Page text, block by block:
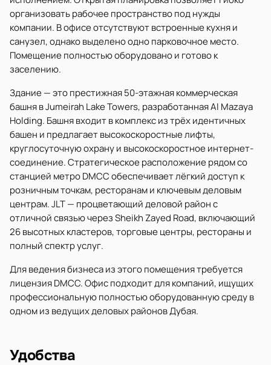
организовать рабочее пространство под нужды
компании. В офисе отсутствуют встроенные кухня и
санузел, однако выделено одно парковочное место.
Помещение полностью оборудовано и готово к
заселению.
Здание — это престижная 50-этажная коммерческая
башня в Jumeirah Lake Towers, разработанная Al Mazaya
Holding. Башня входит в комплекс из трёх идентичных
башен и предлагает высокоскоростные лифты,
круглосуточную охрану и высокоскоростное интернет-
соединение. Стратегическое расположение рядом со
станцией метро DMCC обеспечивает лёгкий доступ к
розничным точкам, ресторанам и ключевым деловым
центрам. JLT — процветающий деловой район с
отличной связью через Sheikh Zayed Road, включающий
26 высотных кластеров, торговые центры, рестораны и
полный спектр услуг.
Для ведения бизнеса из этого помещения требуется
лицензия DMCC. Офис подходит для компаний, ищущих
профессиональную полностью оборудованную среду в
одном из ведущих деловых районов Дубая.
Удобства